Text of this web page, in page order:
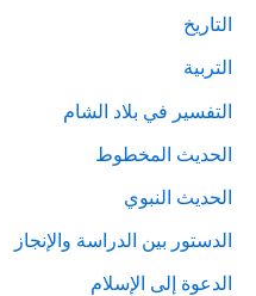
التاريخ
التربية
التفسير في بلاد الشام
الحديث المخطوط
الحديث النبوي
الدستور بين الدراسة والإنجاز
الدعوة إلى الإسلام